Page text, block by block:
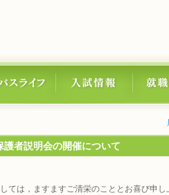
者説明会の開催について
は，ますますご清栄のこととお喜び申し